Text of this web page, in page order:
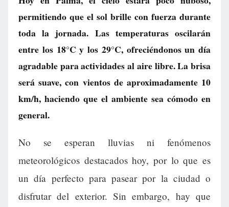
permitiendo que el sol brille con fuerza durante
toda la jornada. Las temperaturas oscilarán
entre los 18°C y los 29°C, ofreciéndonos un día
agradable para actividades al aire libre. La brisa
será suave, con vientos de aproximadamente 10
km/h, haciendo que el ambiente sea cómodo en
general.
No se esperan lluvias ni fenómenos
meteorológicos destacados hoy, por lo que es
un día perfecto para pasear por la ciudad o
disfrutar del exterior. Sin embargo, hay que